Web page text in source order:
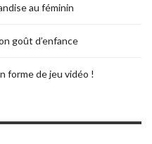
au féminin
goût d’enfance
forme de jeu vidéo !